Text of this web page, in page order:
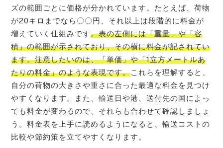
ズの範囲ごとに価格が分かれています。たとえば、荷物
が20キロまでなら〇〇円、それ以上は段階的に料金が
増えていく仕組みです。表の左側には「重量」や「容
積」の範囲が示されており、その横に料金が記されてい
ます。注意したいのは、「単価」や「1立方メートルあ
たりの料金」のような表現です。これらを理解すると、
自分の荷物の大きさや重さに合った最適な料金を見つけ
やすくなります。また、輸送日や港、送付先の国によっ
ても料金が変わるので、それらも合わせて確認しましょ
う。料金表を上手に読めるようになると、輸送コストの
比較や節約策を立てやすくなります。